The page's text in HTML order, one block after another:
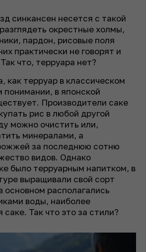
синкансен несется с такой
окрестные холмы,
пардон, рисовые поля
практически не говорят и
что, терруара нет?
как терруар в классическом
понимании, в японской
Производители саке
рис в любой другой
можно очистить или,
минералами, а
за последнюю сотню
видов. Однако
было терруарным напитком, в
выращивали свой сорт
основном располагались
воды, наиболее
Так что это за стили?